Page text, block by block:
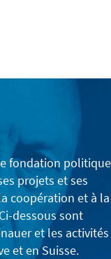
fondation politique
projets et ses
coopération et à la
dessous sont
et les activités
et en Suisse.